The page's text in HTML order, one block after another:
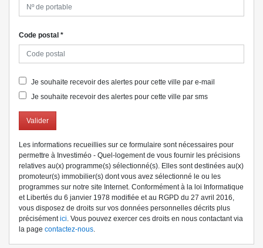
Code postal *
Je souhaite recevoir des alertes pour cette ville par e-mail
Je souhaite recevoir des alertes pour cette ville par sms
Valider
Les informations recueillies sur ce formulaire sont nécessaires pour
permettre à Investiméo - Quel-logement de vous fournir les précisions
relatives au(x) programme(s) sélectionné(s). Elles sont destinées au(x)
promoteur(s) immobilier(s) dont vous avez sélectionné le ou les
programmes sur notre site Internet. Conformément à la loi Informatique
et Libertés du 6 janvier 1978 modifiée et au RGPD du 27 avril 2016,
vous disposez de droits sur vos données personnelles décrits plus
précisémentici. Vous pouvez exercer ces droits en nous contactant via
la page contactez-nous.